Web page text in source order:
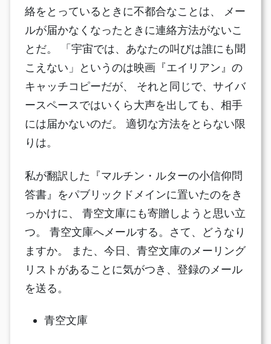
絡をとっているときに不都合なことは、 メー
ルが届かなくなったときに連絡方法がないこ
とだ。 「宇宙では、あなたの叫びは誰にも聞
こえない」というのは映画『エイリアン』の
キャッチコピーだが、 それと同じで、サイバ
ースペースではいくら大声を出しても、相手
には届かないのだ。 適切な方法をとらない限
りは。
私が翻訳した『マルチン・ルターの小信仰問
答書』をパブリックドメインに置いたのをき
っかけに、 青空文庫にも寄贈しようと思い立
つ。 青空文庫へメールする。さて、どうなり
ますか。 また、今日、青空文庫のメーリング
リストがあることに気がつき、登録のメール
を送る。
青空文庫